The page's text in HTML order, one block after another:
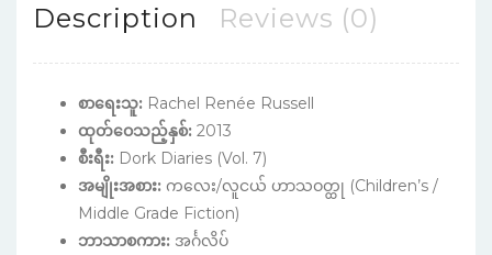
Description Reviews (0)
စာရေးသူ: Rachel Renée Russell
ထုတ်ဝေသည့်နှစ်: 2013
စီးရီး: Dork Diaries (Vol. 7)
အမျိုးအစား: ကလေး/လူငယ် ဟာသဝတ္ထု (Children’s /
Middle Grade Fiction)
ဘာသာစကား: အင်္ဂလိပ်